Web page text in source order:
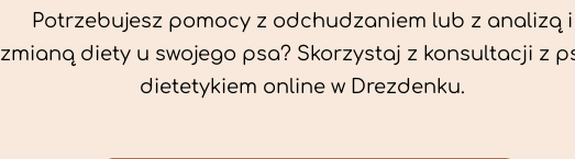
Potrzebujesz pomocy z odchudzaniem lub z analizą i
zmianą diety u swojego psa? Skorzystaj z konsultacji z
dietetykiem online w Drezdenku.